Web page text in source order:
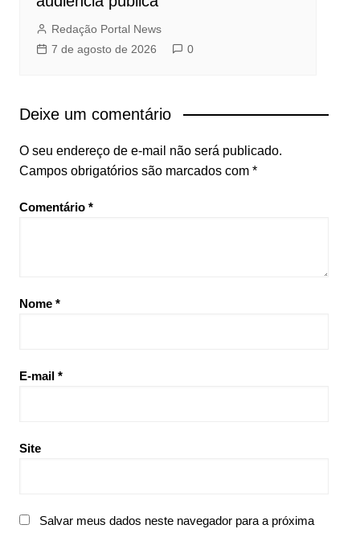
Redação Portal News
7 de agosto de 2026
0
Deixe um comentário
O seu endereço de e-mail não será publicado.
Campos obrigatórios são marcados com *
Comentário *
Nome *
E-mail *
Site
Salvar meus dados neste navegador para a próxima